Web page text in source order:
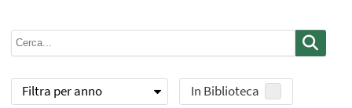
Filtra per anno In Biblioteca